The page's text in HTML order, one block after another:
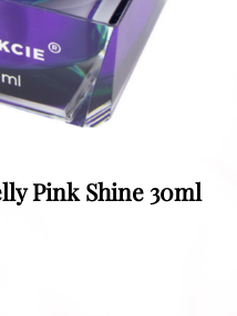
Pink Shine 30ml